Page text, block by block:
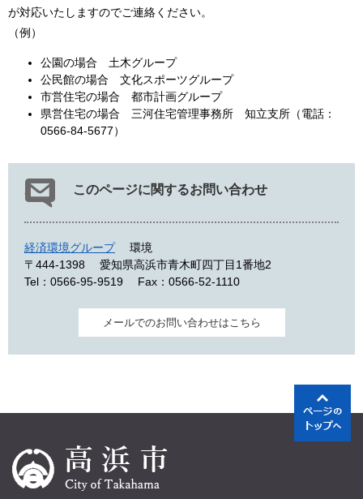
が対応いたしますのでご連絡ください。
（例）
公園の場合 土木グループ
公民館の場合 文化スポーツグループ
市営住宅の場合 都市計画グループ
県営住宅の場合 三河住宅管理事務所 知立支所（電話：
0566-84-5677）
このページに関するお問い合わせ
経済環境グループ
環境
〒444-1398
愛知県高浜市青木町四丁目1番地2
Tel：0566-95-9519
Fax：0566-52-1110
メールでのお問い合わせはこちら